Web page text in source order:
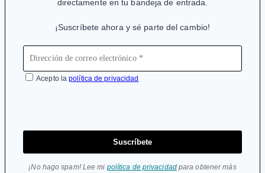
directamente en tu bandeja de entrada.
¡Suscríbete ahora y sé parte del cambio!
Acepto lapolítica de privacidad
Suscríbete
¡No hago spam! Lee mi política de privacidadpara obtener más